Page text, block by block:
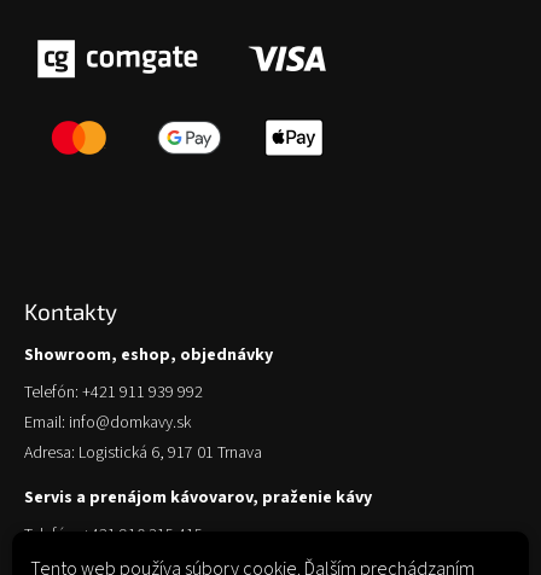
Tento web používa súbory cookie. Ďalším prechádzaním
Kontakty
Showroom, eshop, objednávky
Telefón: +421 911 939 992
Email: info@domkavy.sk
Adresa: Logistická 6, 917 01 Trnava
Servis a prenájom kávovarov, praženie kávy
Telefón: +421 910 315 415
Email: obchod@domkavy.sk